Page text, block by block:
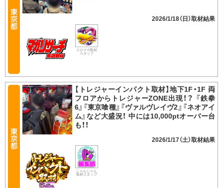
2026/1/18（日）
スロマガ取材
スタッフ
【トレジャーインパクト取材】地下1F・1F 両
フロアからトレジャーZONE出現！？ 『鉄拳
6』『東京喰種』『ヴァルヴレイヴ2』『ネオアイ
ム』など大盛況！ 中には10,000ptオーバー台
も！！
2026/1/17（土）
じゃんじゃん
取材スタッフ